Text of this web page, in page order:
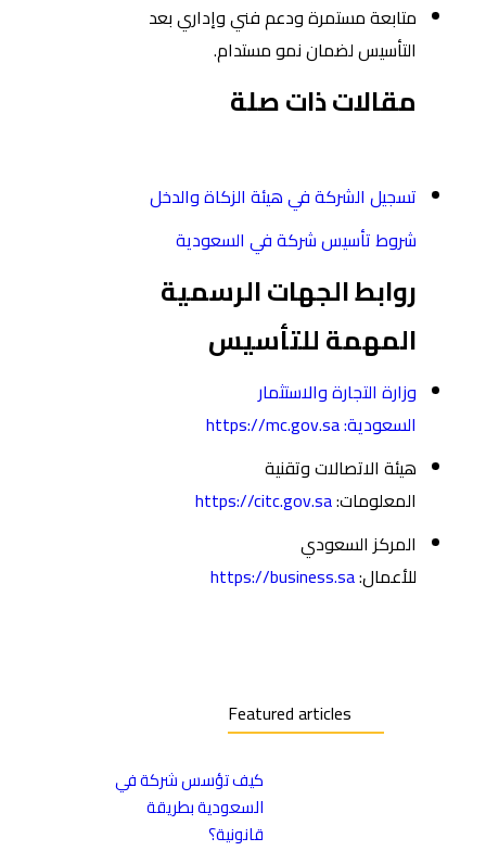
متابعة مستمرة ودعم فني وإداري بعد
التأسيس لضمان نمو مستدام.
مقالات ذات صلة
تسجيل الشركة في هيئة الزكاة والدخل
شروط تأسيس شركة في السعودية
روابط الجهات الرسمية
المهمة للتأسيس
وزارة التجارة والاستثمار
السعودية:https://mc.gov.sa
هيئة الاتصالات وتقنية
المعلومات:https://citc.gov.sa
المركز السعودي
للأعمال:https://business.sa
Featured articles
كيف تؤسس شركة في
السعودية بطريقة
قانونية؟